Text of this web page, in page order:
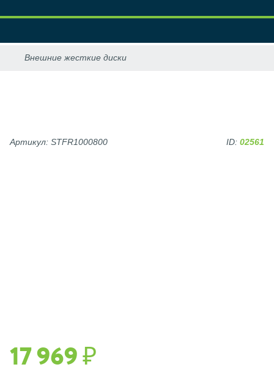
17 969 ₽
Артикул: STFR1000800 ID: 02561